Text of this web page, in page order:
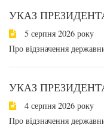
УКАЗ
5 серпня 2026 року
Про відзначення
УКАЗ
4 серпня 2026 року
Про відзначення